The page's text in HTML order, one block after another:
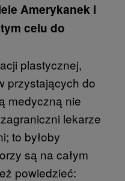
Amerykanek i
celu do
plastycznej,
przystających do
medyczną nie
lekarze
to byłoby
są na całym
powiedzieć: